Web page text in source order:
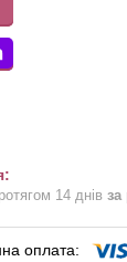
14 днів за